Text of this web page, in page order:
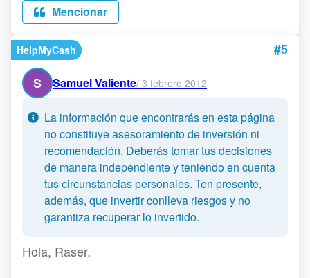
Mencionar
HelpMyCash
#5
S
Samuel Valiente/ 3 febrero 2012
La información que encontrarás en esta página
no constituye asesoramiento de inversión ni
recomendación. Deberás tomar tus decisiones
de manera independiente y teniendo en cuenta
tus circunstancias personales. Ten presente,
además, que invertir conlleva riesgos y no
garantiza recuperar lo invertido.
Hola, Raser.